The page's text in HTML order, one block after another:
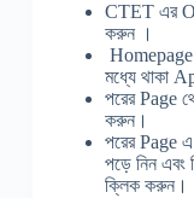
CTET এর
করুন ।
Homepage
মধ্যে থাকা
পরের Page
করুন।
পরের Page
পড়ে নিন
ক্লিক করুন।